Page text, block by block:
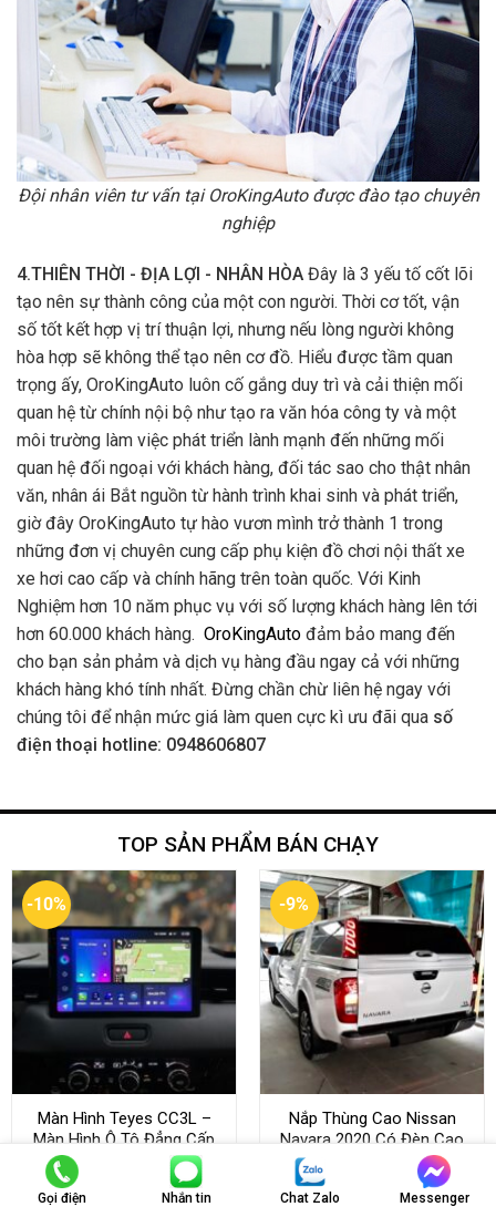
Đội nhân viên tư vấn tại OroKingAuto được đào tạo chuyên
nghiệp
4.THIÊN THỜI - ĐỊA LỢI - NHÂN HÒA Đây là 3 yếu tố cốt lõi
tạo nên sự thành công của một con người. Thời cơ tốt, vận
số tốt kết hợp vị trí thuận lợi, nhưng nếu lòng người không
hòa hợp sẽ không thể tạo nên cơ đồ. Hiểu được tầm quan
trọng ấy, OroKingAuto luôn cố gắng duy trì và cải thiện mối
quan hệ từ chính nội bộ như tạo ra văn hóa công ty và một
môi trường làm việc phát triển lành mạnh đến những mối
quan hệ đối ngoại với khách hàng, đối tác sao cho thật nhân
văn, nhân ái Bắt nguồn từ hành trình khai sinh và phát triển,
giờ đây OroKingAuto tự hào vươn mình trở thành 1 trong
những đơn vị chuyên cung cấp phụ kiện đồ chơi nội thất xe
xe hơi cao cấp và chính hãng trên toàn quốc. Với Kinh
Nghiệm hơn 10 năm phục vụ với số lượng khách hàng lên tới
hơn 60.000 khách hàng. OroKingAuto đảm bảo mang đến
cho bạn sản phảm và dịch vụ hàng đầu ngay cả với những
khách hàng khó tính nhất. Đừng chần chừ liên hệ ngay với
chúng tôi để nhận mức giá làm quen cực kì ưu đãi qua số
điện thoại hotline: 0948606807
TOP SẢN PHẨM BÁN CHẠY
-10%
Màn Hình Teyes CC3L –
Màn Hình Ô Tô Đẳng Cấp
-9%
Nắp Thùng Cao Nissan
Navara 2020 Có Đèn Cao
Gọi điện Nhắn tin Chat Zalo Messenger